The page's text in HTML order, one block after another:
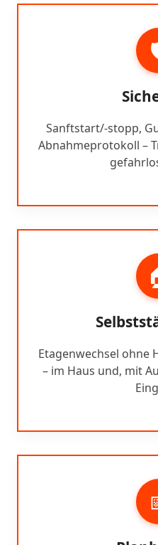
Sanftstart/-stopp,
Abnahmeprotokoll –
Etagenwechsel ohne
– im Haus und, mit